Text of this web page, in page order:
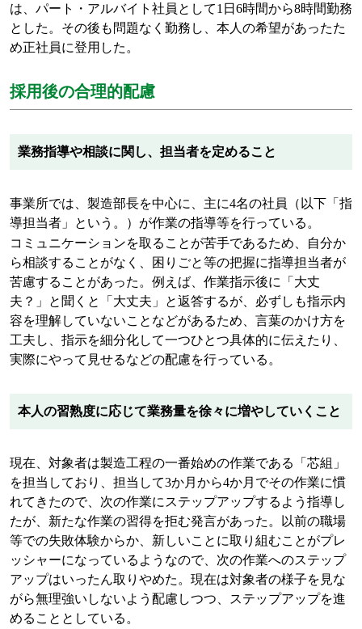
は、パート・アルバイト社員として1 日 6時間から8時間勤務
とした。その後も問題なく勤務し、本人の希望があったた
め正社員に登用した。
採用後の合理的配慮
業務指導や相談に関し、担当者を定めること
事業所では、製造部長を中心に、主に4名の社員（以下「指
導担当者」という。）が作業の指導等を行っている。
コミュニケーションを取ることが苦手であるため、自分か
ら相談することがなく、困りごと等の把握に指導担当者が
苦慮することがあった。例えば、作業指示後に「大丈
夫？」と聞くと「大丈夫」と返答するが、必ずしも指示内
容を理解していないことなどがあるため、言葉のかけ方を
工夫し、指示を細分化して一つひとつ具体的に伝えたり、
実際にやって見せるなどの配慮を行っている。
本人の習熟度に応じて業務量を徐々に増やしていくこと
現在、対象者は製造工程の一番始めの作業である「芯組」
を担当しており、担当して3か月から4か月でその作業に慣
れてきたので、次の作業にステップアップするよう指導し
たが、新たな作業の習得を拒む発言があった。以前の職場
等での失敗体験からか、新しいことに取り組むことがプレ
ッシャーになっているようなので、次の作業へのステップ
アップはいったん取りやめた。現在は対象者の様子を見な
がら無理強いしないよう配慮しつつ、ステップアップを進
めることとしている。